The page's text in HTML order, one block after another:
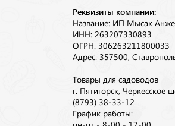
Реквизиты компании:
Название: ИП Мысак
ИНН: 263207330893
ОГРН: 306263211800033
Адрес: 357500,
Товары для садоводов
г. Пятигорск, Черкесское
(8793) 38-33-12
График работы:
пн-пт - 8-00 - 17-00